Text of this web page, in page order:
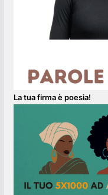
La tua firma è poesia!